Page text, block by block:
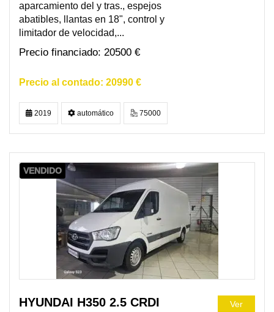
aparcamiento del y tras., espejos
abatibles, llantas en 18", control y
limitador de velocidad,...
20500 €
20990 €
2019 automático 75000
VENDIDO
HYUNDAI H350 2.5 CRDI Ver